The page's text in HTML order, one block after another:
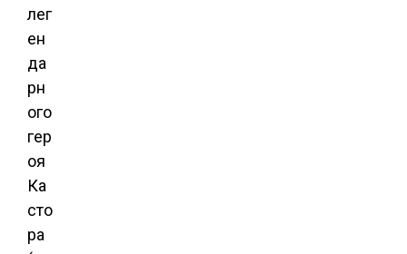
лег
ен
да
рн
ого
гер
оя
Ка
сто
ра